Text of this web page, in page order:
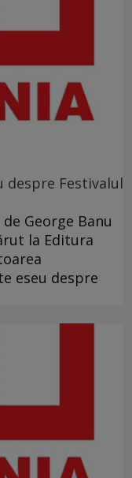
despre Festivalul
George Banu
la Editura
eseu despre